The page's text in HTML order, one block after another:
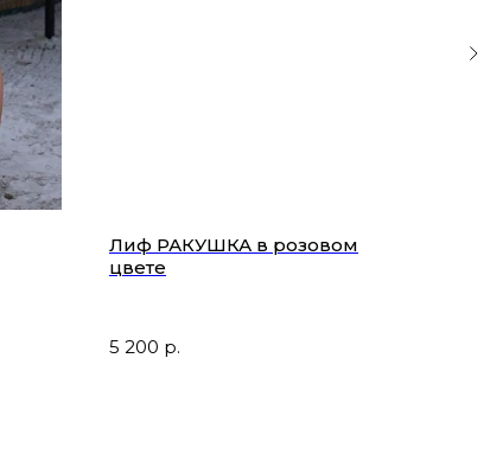
Лиф РАКУШКА в розовом
цвете
5 200 р.